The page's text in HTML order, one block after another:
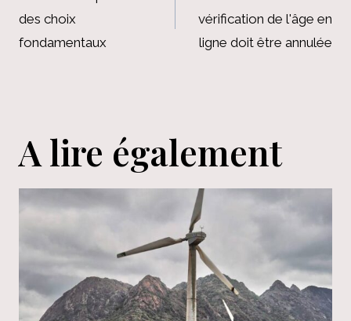
l’article
des choix
fondamentaux
vérification de l'âge en
ligne doit être annulée
A lire également